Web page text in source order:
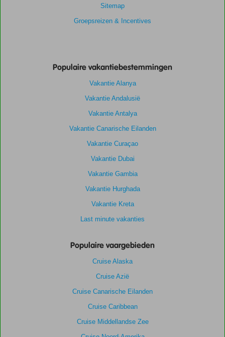
Sitemap
Groepsreizen & Incentives
Populaire vakantiebestemmingen
Vakantie Alanya
Vakantie Andalusië
Vakantie Antalya
Vakantie Canarische Eilanden
Vakantie Curaçao
Vakantie Dubai
Vakantie Gambia
Vakantie Hurghada
Vakantie Kreta
Last minute vakanties
Populaire vaargebieden
Cruise Alaska
Cruise Azië
Cruise Canarische Eilanden
Cruise Caribbean
Cruise Middellandse Zee